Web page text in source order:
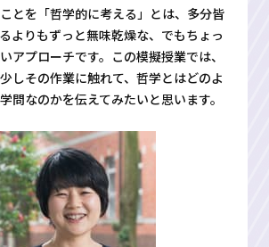
ことを「哲学的に考える」とは、多分皆
よりもずっと無味乾燥な、でもちょっ
アプローチです。この模擬授業では、
しその作業に触れて、哲学とはどのよ
問なのかを伝えてみたいと思います。